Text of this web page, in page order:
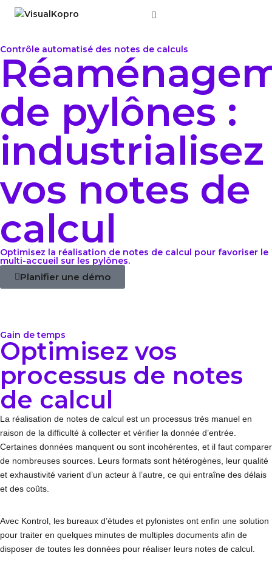
au
contenu
Contrôle automatisé des notes de calculs
de pylônes :
industrialisez
vos notes de
calcul
Optimisez la réalisation de notes de calcul pour favoriser le
multi-accueil sur les pylônes.
Planifier une démo
Gain de temps
Optimisez vos
processus de notes
de calcul
La réalisation de notes de calcul est un processus très manuel en
raison de la difficulté à collecter et vérifier la donnée d’entrée.
Certaines données manquent ou sont incohérentes, et il faut comparer
de nombreuses sources. Leurs formats sont hétérogènes, leur qualité
et exhaustivité varient d’un acteur à l’autre, ce qui entraîne des délais
et des coûts.
Avec Kontrol, les bureaux d’études et pylonistes ont enfin une solution
pour traiter en quelques minutes de multiples documents afin de
disposer de toutes les données pour réaliser leurs notes de calcul.